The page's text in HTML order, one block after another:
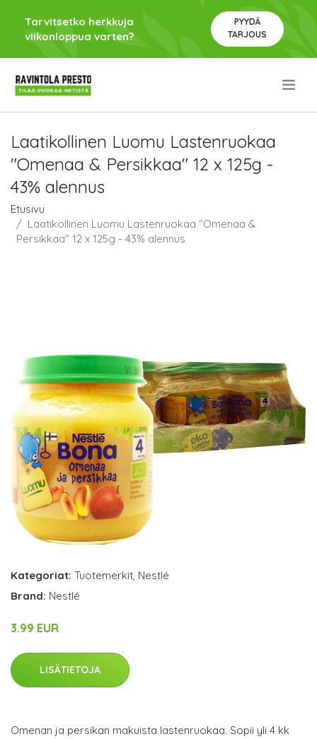
Tarvitsetko herkkuja
viikonloppua varten?
PYYDÄ
TARJOUS
Laatikollinen Luomu Lastenruokaa
"Omenaa & Persikkaa" 12 x 125g -
43% alennus
Etusivu
Laatikollinen Luomu Lastenruokaa "Omenaa &
Persikkaa" 12 x 125g - 43% alennus
Kategoriat: Tuotemerkit, Nestlé
Brand: Nestlé
3.99 EUR
LISÄTIETOJA
Omenan ja persikan makuista lastenruokaa. Sopii yli 4 kk